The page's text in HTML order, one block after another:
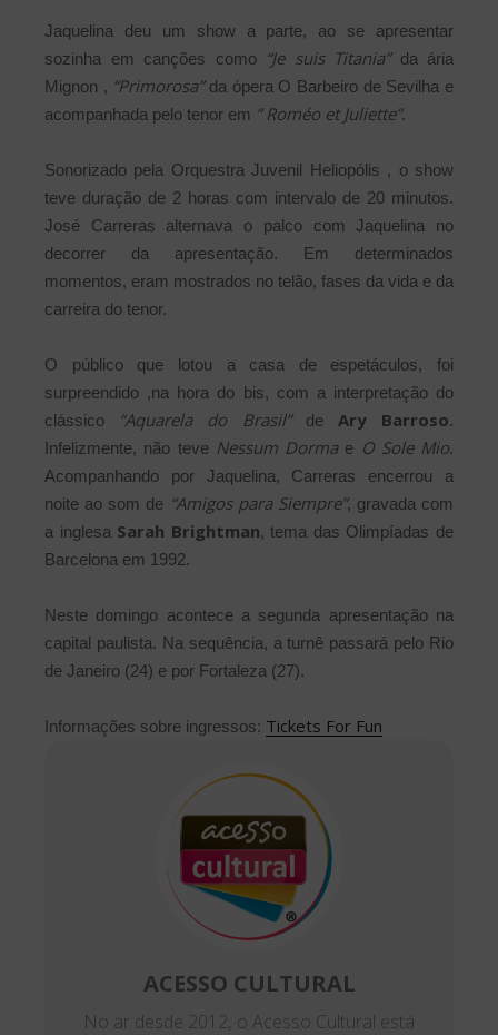
Jaquelina deu um show a parte, ao se apresentar
sozinha em canções como“Je suis Titania”da ária
Mignon , “Primorosa” da ópera O Barbeiro de Sevilha e
acompanhada pelo tenor em ” Roméo et Juliette”.
Sonorizado pela Orquestra Juvenil Heliopólis , o show
teve duração de 2 horas com intervalo de 20 minutos.
José Carreras alternava o palco com Jaquelina no
decorrer da apresentação. Em determinados
momentos, eram mostrados no telão, fases da vida e da
carreira do tenor.
O público que lotou a casa de espetáculos, foi
surpreendido ,na hora do bis, com a interpretação do
clássico
“Aquarela do Brasil”de Ary Barroso.
Infelizmente, não teve Nessum Dormae O Sole Mio.
Acompanhando por Jaquelina, Carreras encerrou a
noite ao som de “Amigos para Siempre”, gravada com
a inglesa Sarah Brightman, tema das Olimpíadas de
Barcelona em 1992.
Neste domingo acontece a segunda apresentação na
capital paulista. Na sequência, a turnê passará pelo Rio
de Janeiro (24) e por Fortaleza (27).
Informações sobre ingressos: Tickets For Fun
ACESSO CULTURAL
No ar desde 2012, o Acesso Cultural está